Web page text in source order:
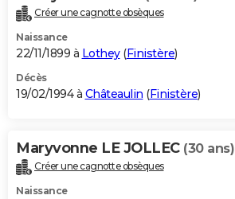
Créer une cagnotte obsèques
Naissance
22/11/1899 à Lothey(Finistère)
Décès
19/02/1994 à Châteaulin (Finistère)
Maryvonne LE JOLLEC (30 ans)
Créer une cagnotte obsèques
Naissance